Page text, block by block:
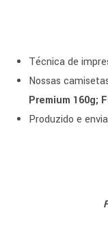
Técnica de
Nossas
Premium 160g;
Produzido e